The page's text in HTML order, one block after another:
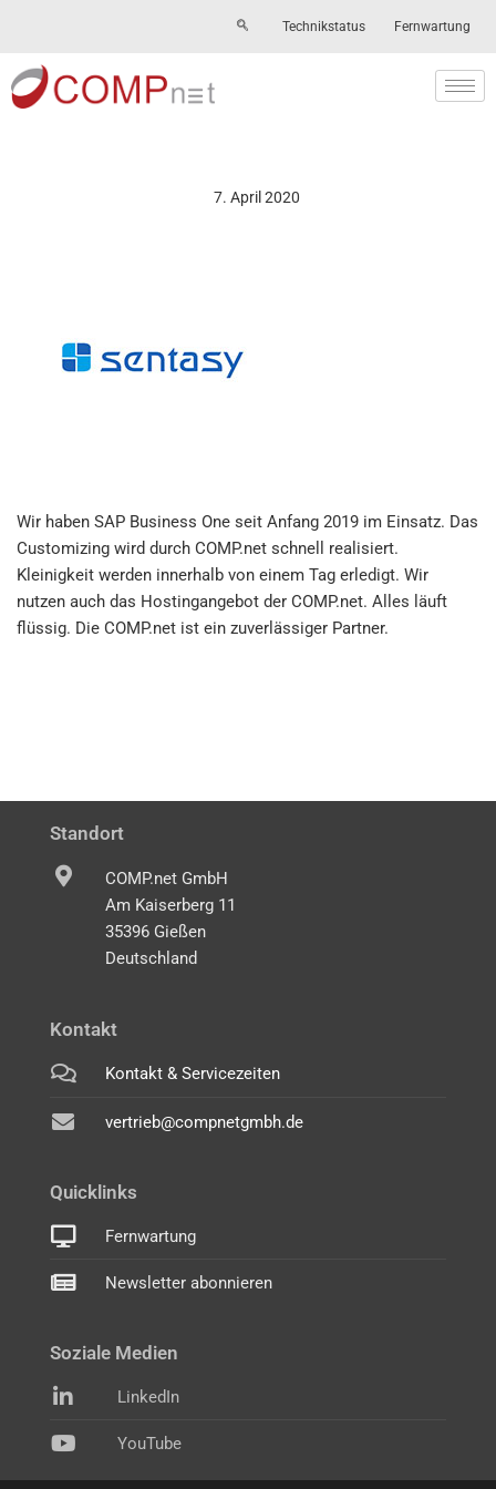
Skip
to
content
Technikstatus Fernwartung
7. April 2020
Wir haben SAP Business One seit Anfang 2019 im Einsatz. Das
Customizing wird durch COMP.net schnell realisiert.
Kleinigkeit werden innerhalb von einem Tag erledigt. Wir
nutzen auch das Hostingangebot der COMP.net. Alles läuft
flüssig. Die COMP.net ist ein zuverlässiger Partner.
Standort
COMP.net GmbH
Am Kaiserberg 11
35396 Gießen
Deutschland
Kontakt
Kontakt & Servicezeiten
vertrieb@compnetgmbh.de
Quicklinks
Fernwartung
Newsletter abonnieren
Soziale Medien
LinkedIn
YouTube